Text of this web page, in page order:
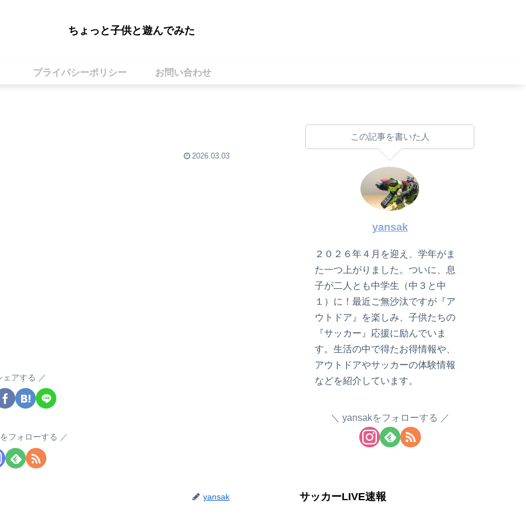
ちょっと子供と遊んでみた
プライバシーポリシー お問い合わせ
2026.03.03
ェアする
フォローする
yansak
この記事を書いた人
yansak
２０２６年４月を迎え、学年がま
た一つ上がりました。ついに、息
子が二人とも中学生（中３と中
１）に！最近ご無沙汰ですが『ア
ウトドア』を楽しみ、子供たちの
『サッカー』応援に励んでいま
す。生活の中で得たお得情報や、
アウトドアやサッカーの体験情報
などを紹介しています。
yansakをフォローする
サッカーLIVE速報